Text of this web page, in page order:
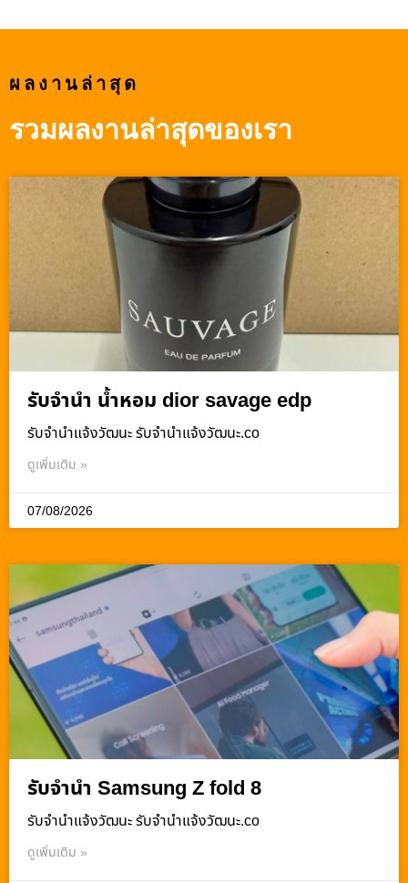
ผลงานล่าสุด
รวมผลงานล่าสุดของเรา
รับจำนำ น้ำหอม dior savage edp
รับจํานําแจ้งวัฒนะ รับจํานําแจ้งวัฒนะ.co
ดูเพิ่มเติม »
07/08/2026
รับจำนำ Samsung Z fold 8
รับจํานําแจ้งวัฒนะ รับจํานําแจ้งวัฒนะ.co
ดูเพิ่มเติม »